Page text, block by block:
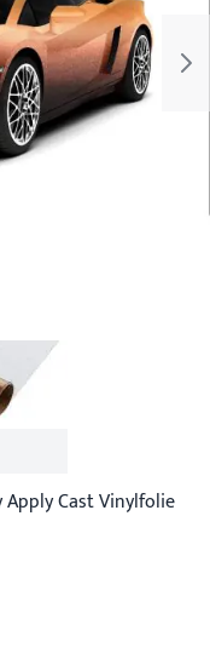
Cast Vinylfolie